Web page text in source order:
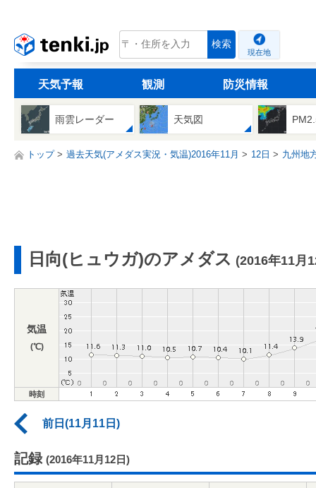
tenki.jp 検索
現在地
天気予報 観測 防災情報
雨雲レーダー 天気図
トップ 過去天気(アメダス実況・気温)2016年11月 12日 九州地
日向(ヒュウガ)のアメダス (2016年11月
気温
(℃)
時刻
前日(11月11日)
記録 (2016年11月12日)